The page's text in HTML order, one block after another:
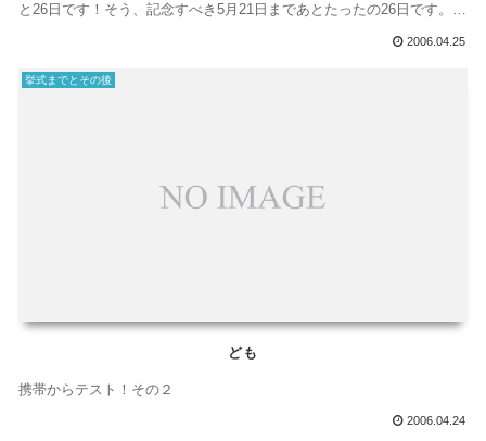
と26日です！そう、記念すべき5月21日まであとたったの26日です。こ
2006.04.25
挙式までとその後
ども
携帯からテスト！その２
2006.04.24